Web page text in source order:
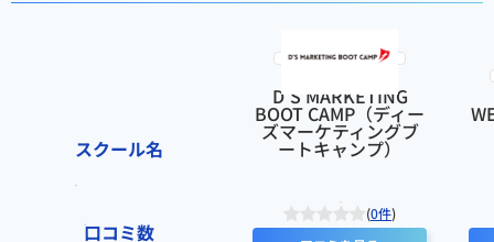
スクール名
D’S MARKETING
BOOT CAMP（ディー
ズマーケティングブ
ートキャンプ）
口コミ数
(0件)